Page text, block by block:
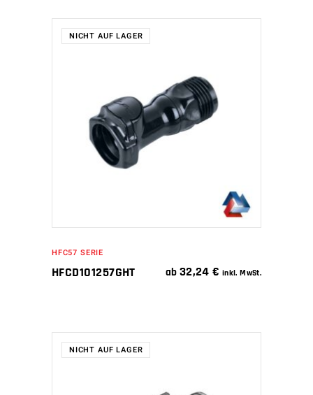
NICHT AUF LAGER
WEITERLESEN
HFC57 SERIE
HFCD101257GHT ab 32,24€ inkl. MwSt.
NICHT AUF LAGER